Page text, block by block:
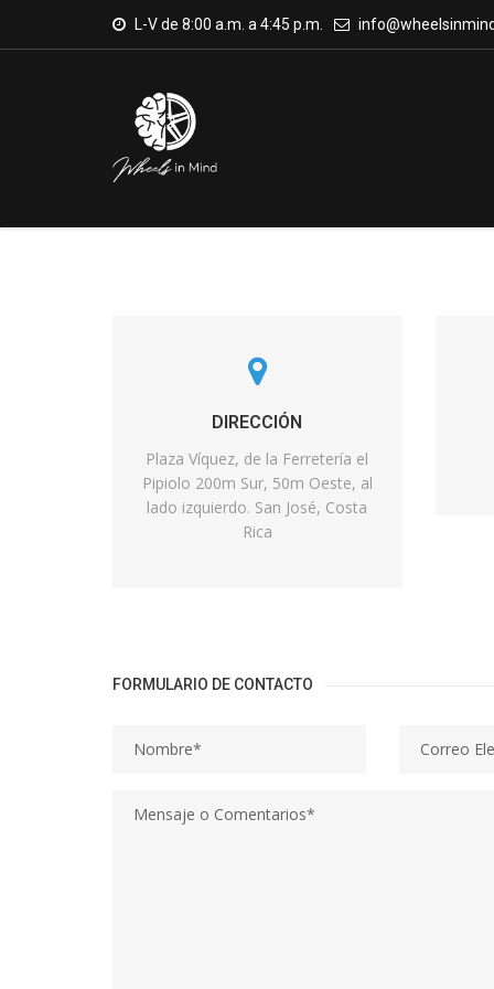
L-V de 8:00 a.m. a 4:45 p.m.
DIRECCIÓN
Plaza Víquez, de la Ferretería el
Pipiolo 200m Sur, 50m Oeste, al
lado izquierdo. San José, Costa
Rica
FORMULARIO DE CONTACTO